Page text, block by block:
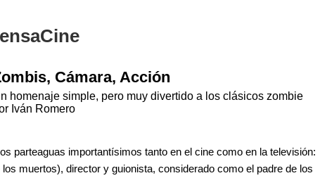
Cámara, Acción
homenaje simple, pero muy divertido a los clásicos zombie
Iván Romero
parteaguas importantísimos tanto en el cine como en la televisión:
muertos), director y guionista, considerado como el padre de los